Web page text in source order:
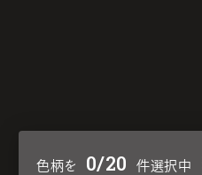
色柄を 0/20 件選択中